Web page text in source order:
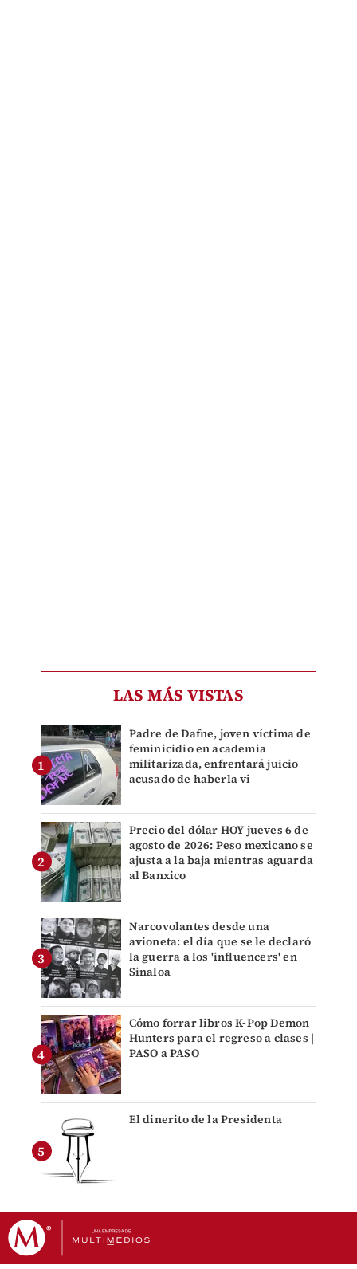
LAS MÁS VISTAS
Padre de Dafne, joven víctima de
feminicidio en academia
militarizada, enfrentará juicio
acusado de haberla vi
Precio del dólar HOY jueves 6 de
agosto de 2026: Peso mexicano se
ajusta a la baja mientras aguarda
al Banxico
Narcovolantes desde una
avioneta: el día que se le declaró
la guerra a los 'influencers' en
Sinaloa
Cómo forrar libros K-Pop Demon
Hunters para el regreso a clases |
PASO a PASO
El dinerito de la Presidenta